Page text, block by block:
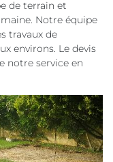
de terrain et
Notre équipe
travaux de
environs. Le devis
notre service en